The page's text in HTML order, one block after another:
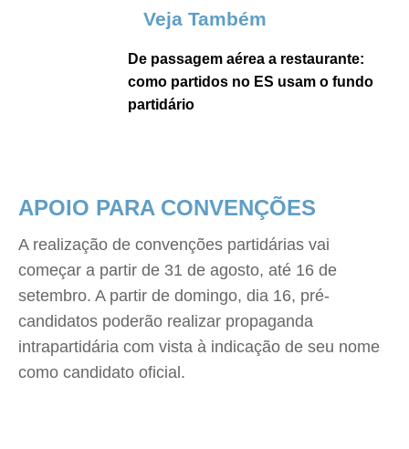
Veja Também
De passagem aérea a restaurante:
como partidos no ES usam o fundo
partidário
APOIO PARA CONVENÇÕES
A realização de convenções partidárias vai
começar a partir de 31 de agosto, até 16 de
setembro. A partir de domingo, dia 16, pré-
candidatos poderão realizar propaganda
intrapartidária com vista à indicação de seu nome
como candidato oficial.